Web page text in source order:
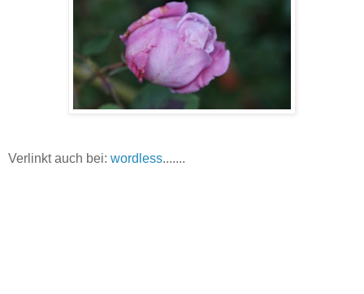
Verlinkt auch bei: wordless.......